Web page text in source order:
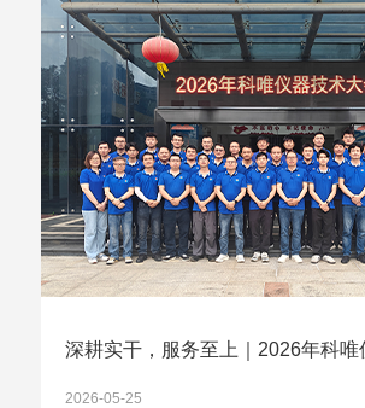
2026-05-25